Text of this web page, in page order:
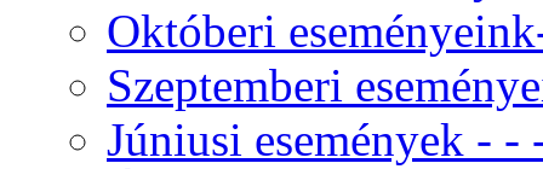
Októberi
Szeptemberi
Júniusi események -